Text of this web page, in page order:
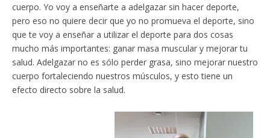
cuerpo. Yo voy a enseñarte a adelgazar sin hacer deporte,
pero eso no quiere decir que yo no promueva el deporte, sino
que te voy a enseñar a utilizar el deporte para dos cosas
mucho más importantes: ganar masa muscular y mejorar tu
salud. Adelgazar no es sólo perder grasa, sino mejorar nuestro
cuerpo fortaleciendo nuestros músculos, y esto tiene un
efecto directo sobre la salud.